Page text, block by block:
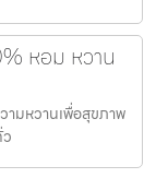
หอม หวาน
ามหวานเพื่อสุขภาพ